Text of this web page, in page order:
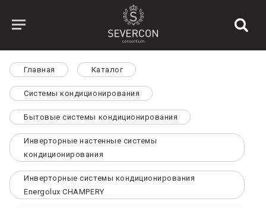
Главная Каталог
Системы кондиционирования
Бытовые системы кондиционирования
Инверторные настенные системы
кондиционирования
Инверторные системы кондиционирования
Energolux CHAMPERY